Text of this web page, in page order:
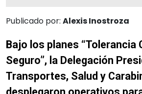
Publicado por: Alexis Inostroza
Bajo los planes “Tolerancia
Seguro”, la Delegación
Transportes, Salud y